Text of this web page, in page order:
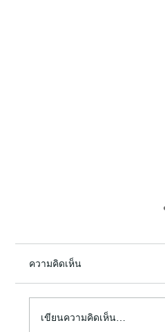
ความคิดเห็น
เขียนความคิดเห็น…